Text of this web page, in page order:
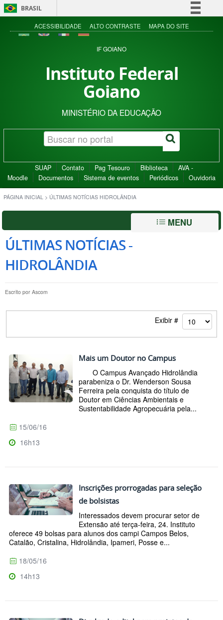
BRASIL
Simplifique!
Acesso à informação
ACESSIBILIDADE ALTO CONTRASTE MAPA DO SITE
IF GOIANO
Instituto Federal
Goiano
MINISTÉRIO DA EDUCAÇÃO
SUAP Contato Pag Tesouro Biblioteca
AVA -
Moodle
Documentos Sistema de eventos Periódicos Ouvidoria
PÁGINA INICIAL > ÚLTIMAS NOTÍCIAS HIDROLÂNDIA
MENU
ÚLTIMAS NOTÍCIAS -
HIDROLÂNDIA
Escrito por Ascom
Exibir #
Mais um Doutor no Campus
O Campus Avançado Hidrolândia
parabeniza o Dr. Wenderson Sousa
Ferreira pela conquista do título de
Doutor em Ciências Ambientais e
Sustentabilidade Agropecuária pela...
15/06/16
16h13
Inscrições prorrogadas para seleção
de bolsistas
Interessados devem procurar setor de
Extensão até terça-feira, 24. Instituto
oferece 49 bolsas para alunos dos campi Campos Belos,
Catalão, Cristalina, Hidrolândia, Ipameri, Posse e...
18/05/16
14h13